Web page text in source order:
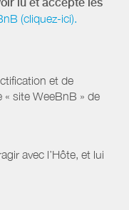
(cliquez-ici).
et de
« site WeeBnB » de
avec l’Hôte, et lui